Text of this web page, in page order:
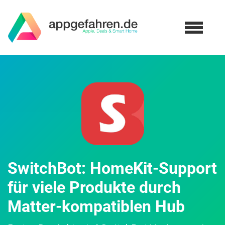
SwitchBot: HomeKit-Support
für viele Produkte durch
Matter-kompatiblen Hub